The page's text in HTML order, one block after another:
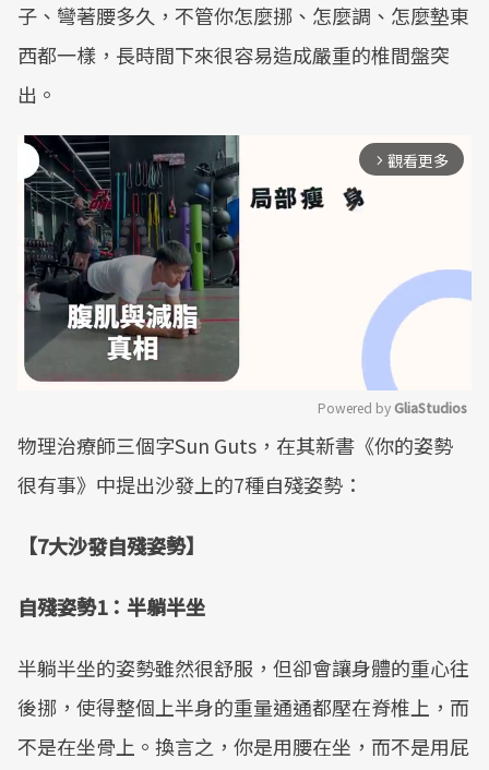
子、彎著腰多久，不管你怎麼挪、怎麼調、怎麼墊東
西都一樣，長時間下來很容易造成嚴重的椎間盤突
出。
arrow_forward_ios 觀看更多
Mute
Powered by GliaStudios
物理治療師三個字Sun Guts，在其新書《你的姿勢
很有事》中提出沙發上的7種自殘姿勢：
【7大沙發自殘姿勢】
自殘姿勢1：半躺半坐
半躺半坐的姿勢雖然很舒服，但卻會讓身體的重心往
後挪，使得整個上半身的重量通通都壓在脊椎上，而
不是在坐骨上。換言之，你是用腰在坐，而不是用屁